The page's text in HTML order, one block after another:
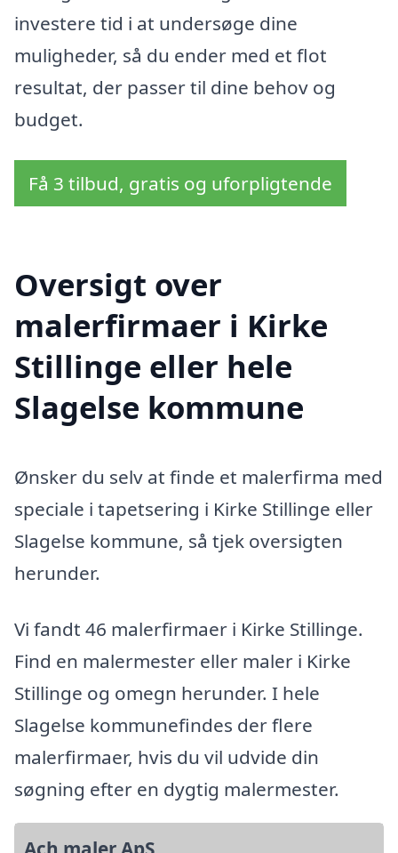
investere tid i at undersøge dine
muligheder, så du ender med et flot
resultat, der passer til dine behov og
budget.
Få 3 tilbud, gratis og uforpligtende
Oversigt over
malerfirmaer i Kirke
Stillinge eller hele
Slagelse kommune
Ønsker du selv at finde et malerfirma med
speciale i tapetsering i Kirke Stillinge eller
Slagelse kommune, så tjek oversigten
herunder.
Vi fandt 46 malerfirmaer i Kirke Stillinge.
Find en malermester eller maler i Kirke
Stillinge og omegn herunder. I hele
Slagelse kommunefindes der flere
malerfirmaer, hvis du vil udvide din
søgning efter en dygtig malermester.